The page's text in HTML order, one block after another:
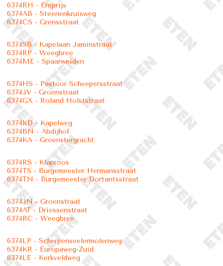
6374RH - Ereprijs
6374AB - Steenenkruisweg
6374CS - Grensstraat
6374SB - Kapelaan Jaminstraat
6374RP - Weegbree
6374ME - Spaarweiden
6374HS - Pastoor Scheepersstraat
6374JV - Groenstraat
6374GX - Roland Holststraat
6374KD - Kapelweg
6374BN - Abdijhof
6374KA - Groenstergracht
6374RS - Klaproos
6374TS - Burgemeester Hermansstraat
6374TN - Burgemeester Dortantsstraat
6374JN - Groenstraat
6374AT - Driessenstraat
6374RC - Weegbree
6374LP - Scherpenseelermolenweg
6374KR - Europaweg-Zuid
6374LE - Kerkveldweg